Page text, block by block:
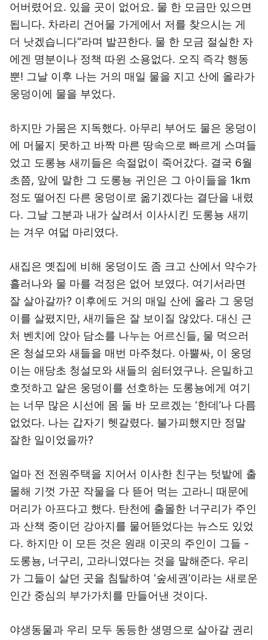
어버렸어요. 있을 곳이 없어요. 물 한 모금만 있으면
됩니다. 차라리 건어물 가게에서 저를 찾으시는 게
더 낫겠습니다”라며 발끈한다. 물 한 모금 절실한 자
에겐 명분이나 정책 따윈 소용없다. 오직 즉각 행동
뿐! 그날 이후 나는 거의 매일 물을 지고 산에 올라가
웅덩이에 물을 부었다.
하지만 가뭄은 지독했다. 아무리 부어도 물은 웅덩이
에 머물지 못하고 바짝 마른 땅속으로 빠르게 스며들
었고 도롱뇽 새끼들은 속절없이 죽어갔다. 결국 6월
초쯤, 앞에 말한 그 도롱뇽 귀인은 그 아이들을 1km
정도 떨어진 다른 웅덩이로 옮기겠다는 결단을 내렸
다. 그날 그분과 내가 살려서 이사시킨 도롱뇽 새끼
는 겨우 여덟 마리였다.
새집은 옛집에 비해 웅덩이도 좀 크고 산에서 약수가
흘러나와 물 마를 걱정은 없어 보였다. 여기서라면
잘 살아갈까? 이후에도 거의 매일 산에 올라 그 웅덩
이를 살폈지만, 새끼들은 잘 보이질 않았다. 대신 근
처 벤치에 앉아 담소를 나누는 어르신들, 물 먹으러
온 청설모와 새들을 매번 마주쳤다. 아뿔싸, 이 웅덩
이는 애당초 청설모와 새들의 쉼터였구나. 은밀하고
호젓하고 얕은 웅덩이를 선호하는 도롱뇽에게 여기
는 너무 많은 시선에 몸 둘 바 모르겠는 ‘한데’나 다름
없었다. 나는 갑자기 헷갈렸다. 불가피했지만 정말
잘한 일이었을까?
얼마 전 전원주택을 지어서 이사한 친구는 텃밭에 출
몰해 기껏 가꾼 작물을 다 뜯어 먹는 고라니 때문에
머리가 아프다고 했다. 탄천에 출몰한 너구리가 주인
과 산책 중이던 강아지를 물어뜯었다는 뉴스도 있었
다. 하지만 이 모든 것은 원래 이곳의 주인이 그들 -
도롱뇽, 너구리, 고라니였다는 것을 말해준다. 우리
가 그들이 살던 곳을 침탈하여 ‘숲세권’이라는 새로운
인간 중심의 부가가치를 만들어낸 것이다.
야생동물과 우리 모두 동등한 생명으로 살아갈 권리